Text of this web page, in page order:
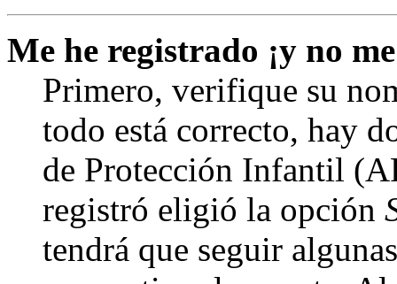
Me he registrado ¡y no
Primero, verifique su
todo está correcto, hay
de Protección Infantil
registró eligió la opción
tendrá que seguir